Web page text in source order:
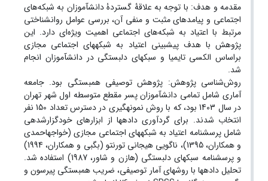
مقدمه ‌و هدف: با توجه به علاقۀ گستردۀ دانش‏آموزان به شبکه‌های
اجتماعی و پیامدهای مثبت و منفی آن، بررسی عوامل روانشناختی
مرتبط با اعتیاد به شبکه‌های اجتماعی اهمیت ویژه‌ای دارد. این
پژوهش با هدف پیش‏بینی اعتیاد به شبکه‏های اجتماعی مجازی
براساس الکسی تایمیا و سبک‏های دلبستگی در دانش‏آموزان انجام
شد.
روش‌شناسی پژوهش: پژوهش توصیفی همبستگی بود. جامعه
آماری شامل تمامی دانش‏آموزان پسر مقطع متوسطه اول شهر تهران
در سال 1403 بود، که با روش نمونه‏گیری در دسترس تعداد 150 نفر
انتخاب شدند. برای گردآوری داده‏ها از ابزارهای خودگزارش‏دهی
شامل پرسشنامه اعتیاد به شبکه‏های اجتماعی مجازی (خواجه‏احمدی
و همکاران، 1395)، ناگویی هیجانی تورنتو (بگبی و همکاران، 1994)
و پرسشنامه سبک‏های دلبستگی (هازن و شاور، 1987) استفاده شد.
تحلیل داده‏ها با روش‏های آمار توصیفی، ضریب همبستگی پیرسون و